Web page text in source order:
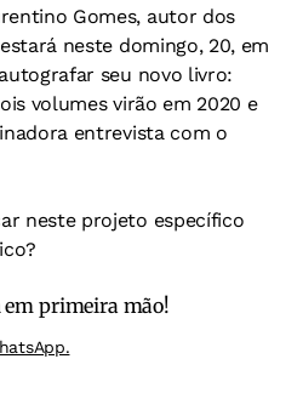
Gomes, autor dos
neste domingo, 20, em
seu novo livro:
volumes virão em 2020 e
entrevista com o
neste projeto específico
em primeira mão!